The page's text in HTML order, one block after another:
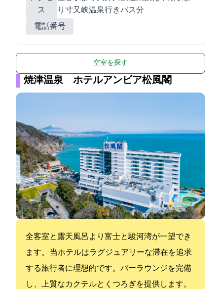
ス
り寸又峡温泉行きバス40分
電話番号
空室を探す
焼津温泉 ホテルアンビア松風閣
全客室と露天風呂より富士と駿河湾が一望でき
ます。 当ホテルはラグジュアリーな滞在を追求
する旅行者に理想的です。バーラウンジを完備
し、上質なカクテルとくつろぎを提供します。